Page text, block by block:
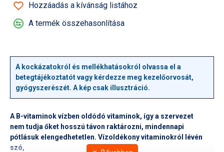
Hozzáadás a kívánság listához
A termék összehasonlítása
A kockázatokról és mellékhatásokról olvassa el a
betegtájékoztatót vagy kérdezze meg kezelőorvosát,
gyógyszerészét. A kép csak illusztráció.
A B-vitaminok vízben oldódó vitaminok, így a szervezet
nem tudja őket hosszú távon raktározni, mindennapi
pótlásuk elengedhetetlen. Vízoldékony vitaminokról lévén
szó,